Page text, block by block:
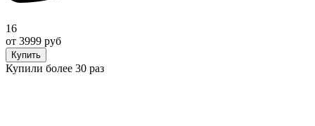
16
от 3999 руб
Купить
Купили более 30 раз